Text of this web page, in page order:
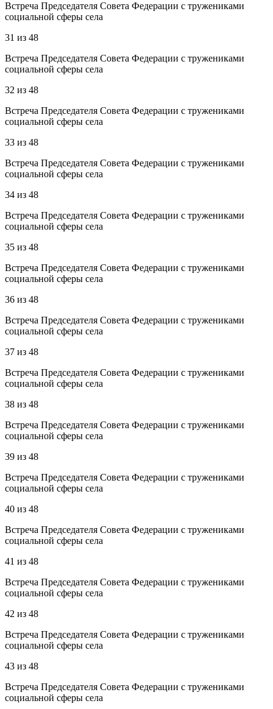
Встреча Председателя Совета Федерации с тружениками
социальной сферы села
31 из 48
Встреча Председателя Совета Федерации с тружениками
социальной сферы села
32 из 48
Встреча Председателя Совета Федерации с тружениками
социальной сферы села
33 из 48
Встреча Председателя Совета Федерации с тружениками
социальной сферы села
34 из 48
Встреча Председателя Совета Федерации с тружениками
социальной сферы села
35 из 48
Встреча Председателя Совета Федерации с тружениками
социальной сферы села
36 из 48
Встреча Председателя Совета Федерации с тружениками
социальной сферы села
37 из 48
Встреча Председателя Совета Федерации с тружениками
социальной сферы села
38 из 48
Встреча Председателя Совета Федерации с тружениками
социальной сферы села
39 из 48
Встреча Председателя Совета Федерации с тружениками
социальной сферы села
40 из 48
Встреча Председателя Совета Федерации с тружениками
социальной сферы села
41 из 48
Встреча Председателя Совета Федерации с тружениками
социальной сферы села
42 из 48
Встреча Председателя Совета Федерации с тружениками
социальной сферы села
43 из 48
Встреча Председателя Совета Федерации с тружениками
социальной сферы села